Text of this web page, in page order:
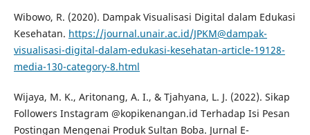
Wibowo, R. (2020). Dampak Visualisasi Digital dalam Edukasi
Kesehatan. https://journal.unair.ac.id/JPKM@dampak-
visualisasi-digital-dalam-edukasi-kesehatan-article-19128-
media-130-category-8.html
Wijaya, M. K., Aritonang, A. I., & Tjahyana, L. J. (2022). Sikap
Followers Instagram @kopikenangan.id Terhadap Isi Pesan
Postingan Mengenai Produk Sultan Boba. Jurnal E-